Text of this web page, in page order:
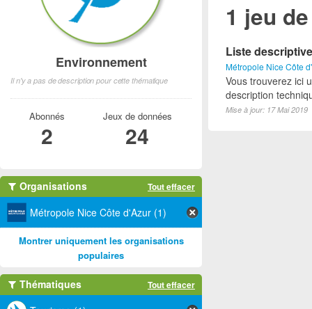
1 jeu
Liste
Métropole Nice Côte
Vous trouverez ici
description
Mise à jour: 17 Mai 2019
Environnement
Il n'y a pas de description pour cette thématique
Abonnés
2
Jeux de données
24
Organisations Tout effacer
Métropole Nice Côte d'Azur (1)
Montrer uniquement les organisations
populaires
Thématiques Tout effacer